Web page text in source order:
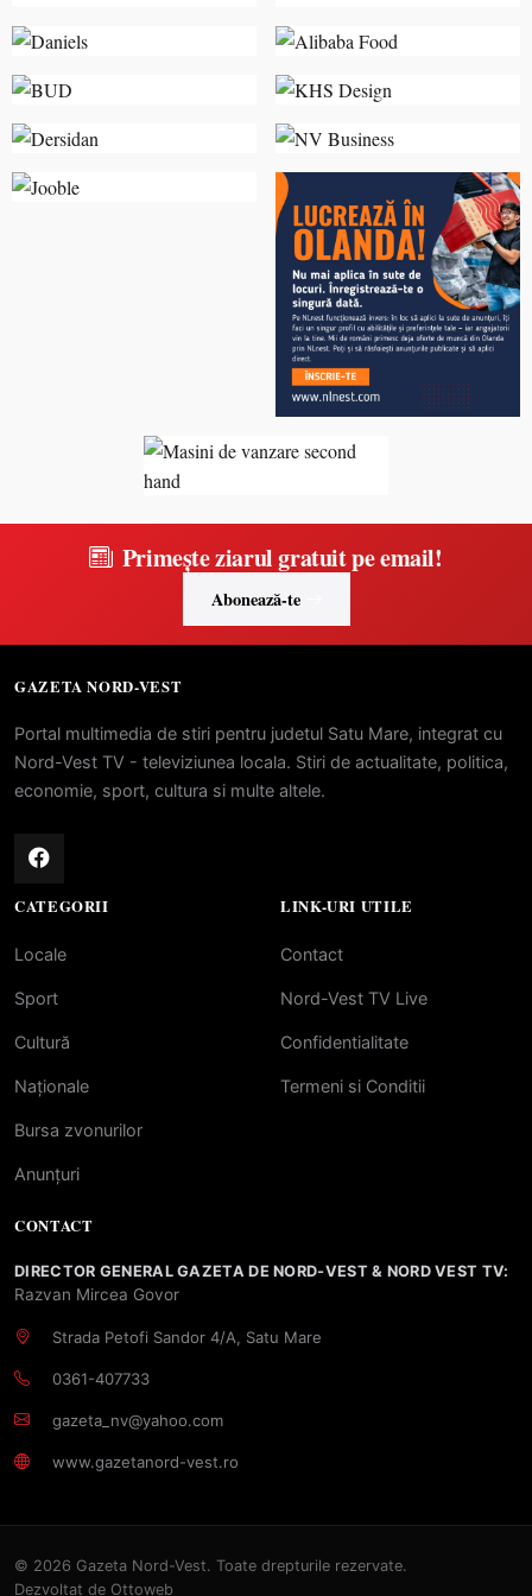
Primește ziarul gratuit pe email!
Abonează-te
GAZETA NORD-VEST
Portal multimedia de stiri pentru judetul Satu Mare, integrat cu
Nord-Vest TV - televiziunea locala. Stiri de actualitate, politica,
economie, sport, cultura si multe altele.
CATEGORII
Locale
Sport
Cultură
Naționale
Bursa zvonurilor
Anunțuri
LINK-URI UTILE
Contact
Nord-Vest TV Live
Confidentialitate
Termeni si Conditii
CONTACT
DIRECTOR GENERAL GAZETA DE NORD-VEST & NORD VEST TV:
Razvan Mircea Govor
Strada Petofi Sandor 4/A, Satu Mare
0361-407733
gazeta_nv@yahoo.com
www.gazetanord-vest.ro
© 2026 Gazeta Nord-Vest. Toate drepturile rezervate.
Dezvoltat de Ottoweb